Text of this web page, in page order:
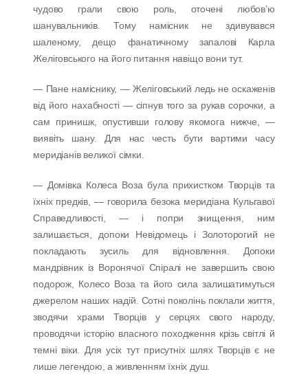
чудово грали свою роль, оточені любов’ю
шанувальників. Тому намісник не здивувався
шаленому, дещо фанатичному запалові Карла
Желіговського на його питання навіщо вони тут.
— Пане наміснику, — Желіговський ледь не оскаженів
від його нахабності — сіпнув того за рукав сорочки, а
сам принишк, опустивши голову якомога нижче, —
виявіть шану. Для нас честь бути вартими часу
меридіанів великої сімки.
— Домівка Колеса Воза була прихистком Творців та
їхніх предків, — говорила безока меридіана Кульгавої
Справедливості, — і попри знищення, ним
залишається, допоки Невідомець і Золоторогий не
покладають зусиль для відновлення. Допоки
мандрівник із Воронячої Спіралі не завершить свою
подорож, Колесо Воза та його сила залишатимуться
джерелом наших надій. Сотні поколінь поклали життя,
зводячи храми Творців у серцях свого народу,
проводячи історію власного походження крізь світлі й
темні віки. Для усіх тут присутніх шлях Творців є не
лише легендою, а живленням їхніх душ.